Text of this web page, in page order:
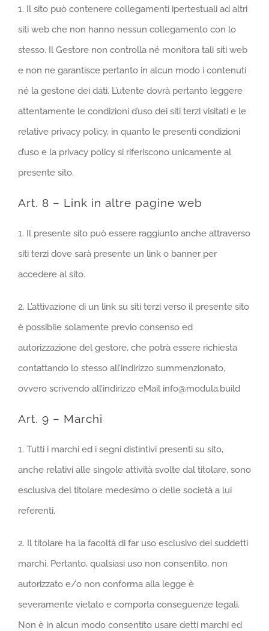
1. Il sito può contenere collegamenti ipertestuali ad altri
siti web che non hanno nessun collegamento con lo
stesso. Il Gestore non controlla né monitora tali siti web
e non ne garantisce pertanto in alcun modo i contenuti
né la gestone dei dati. L’utente dovrà pertanto leggere
attentamente le condizioni d’uso dei siti terzi visitati e le
relative privacy policy, in quanto le presenti condizioni
d’uso e la privacy policy si riferiscono unicamente al
presente sito.
Art. 8 – Link in altre pagine web
1. Il presente sito può essere raggiunto anche attraverso
siti terzi dove sarà presente un link o banner per
accedere al sito.
2. L’attivazione di un link su siti terzi verso il presente sito
è possibile solamente previo consenso ed
autorizzazione del gestore, che potrà essere richiesta
contattando lo stesso all’indirizzo summenzionato,
ovvero scrivendo all’indirizzo eMail info@modula.build
Art. 9 – Marchi
1. Tutti i marchi ed i segni distintivi presenti su sito,
anche relativi alle singole attività svolte dal titolare, sono
esclusiva del titolare medesimo o delle società a lui
referenti.
2. Il titolare ha la facoltà di far uso esclusivo dei suddetti
marchi. Pertanto, qualsiasi uso non consentito, non
autorizzato e/o non conforma alla legge è
severamente vietato e comporta conseguenze legali.
Non è in alcun modo consentito usare detti marchi ed